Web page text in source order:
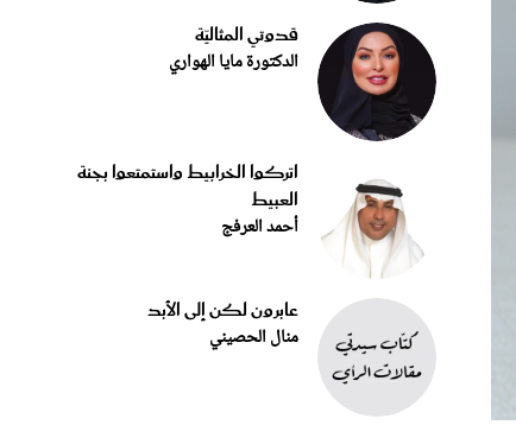
قدوتي المثاليّة
الدكتورة مايا الهواري
اتركوا الخرابيط واستمتعوا بجنة
العبيط
أحمد العرفج
عابرون لكن إلى الأبد
منال الحصيني